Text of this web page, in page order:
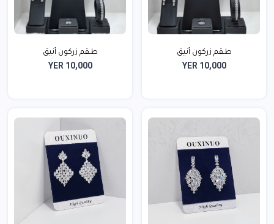
طـقم زركون أنيق
YER 10,000
طـقم زركون أنيق
YER 10,000